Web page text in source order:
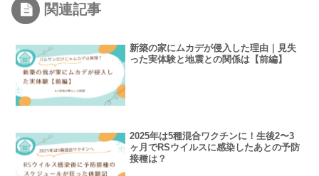
関連記事
新築の家にムカデが侵入した理由｜見失
った実体験と地震との関係は【前編】
2025年は5種混合ワクチンに！生後2〜3
ヶ月でRSウイルスに感染したあとの予防
接種は？